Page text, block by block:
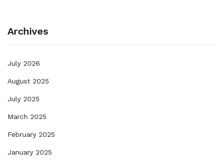
Archives
July 2026
August 2025
July 2025
March 2025
February 2025
January 2025